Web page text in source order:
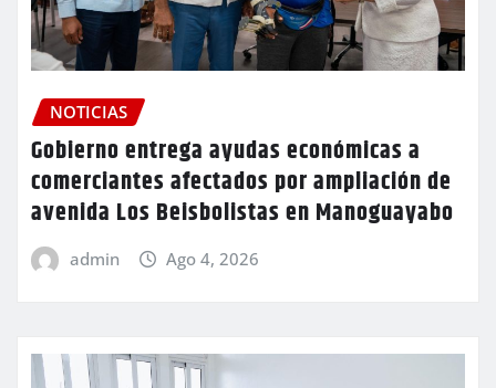
NOTICIAS
Gobierno entrega ayudas económicas a
comerciantes afectados por ampliación de
avenida Los Beisbolistas en Manoguayabo
admin Ago 4, 2026